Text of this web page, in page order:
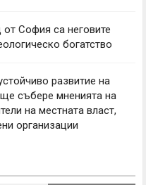
София са неговите
богатство
развитие на
събере мненията на
на местната власт,
организации